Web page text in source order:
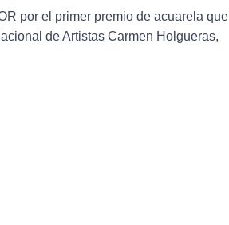
por el primer premio de acuarela que
de Artistas Carmen Holgueras,